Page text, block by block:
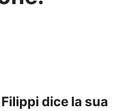
dice la sua